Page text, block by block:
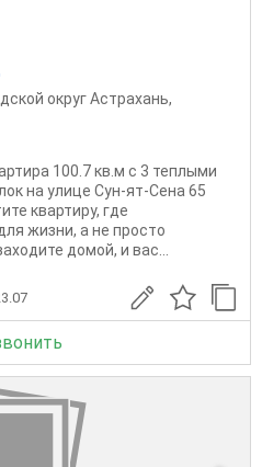
округ Астрахань,
100.7 кв.м с 3 теплыми
на улице Сун-ят-Сена 65
квартиру, где
жизни, а не просто
домой, и вас...